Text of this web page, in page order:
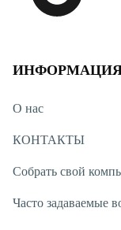
О нас
КОНТАКТЫ
Собрать свой
Часто задаваемые